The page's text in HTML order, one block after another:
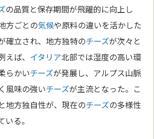
の品質と保存期間が飛躍的に向上し
方ごとの気候や原料の違いを活かした
確立され、地方独特のチーズが次々と
えば、 イタリア北部では湿度の高い環
らかいチーズが発展し、アルプス山脈
風味の強いチーズが主流となった。こ
地方独自性が、現在のチーズの多様性
いる。